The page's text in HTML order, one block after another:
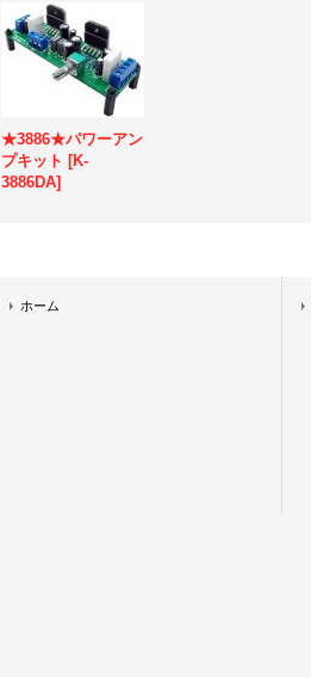
★3886★パワーアン
プキット [K-
3886DA]
ホーム